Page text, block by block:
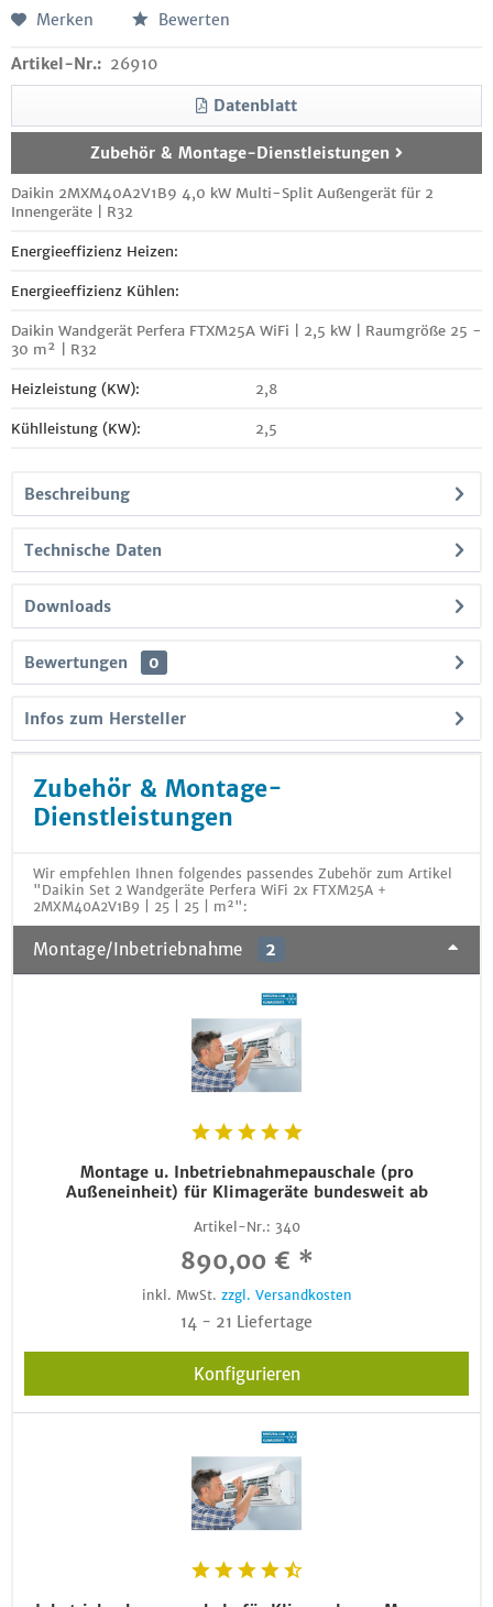
Merken Bewerten
Artikel-Nr.: 26910
Datenblatt
Zubehör & Montage-Dienstleistungen
Daikin 2MXM40A2V1B9 4,0 kW Multi-Split Außengerät für 2
Innengeräte | R32
Energieeffizienz Heizen:
Energieeffizienz Kühlen:
Daikin Wandgerät Perfera FTXM25A WiFi | 2,5 kW | Raumgröße 25 -
30 m² | R32
Heizleistung (KW): 2,8
Kühlleistung (KW): 2,5
Beschreibung
Technische Daten
Downloads
Bewertungen 0
Infos zum Hersteller
Zubehör & Montage-
Dienstleistungen
Wir empfehlen Ihnen folgendes passendes Zubehör zum Artikel
"Daikin Set 2 Wandgeräte Perfera WiFi 2x FTXM25A +
2MXM40A2V1B9 | 25 | 25 | m²":
Montage/Inbetriebnahme 2
Montage u. Inbetriebnahmepauschale (pro
Außeneinheit) für Klimageräte bundesweit ab
Artikel-Nr.: 340
890,00 € *
inkl. MwSt. zzgl. Versandkosten
14 - 21 Liefertage
Konfigurieren